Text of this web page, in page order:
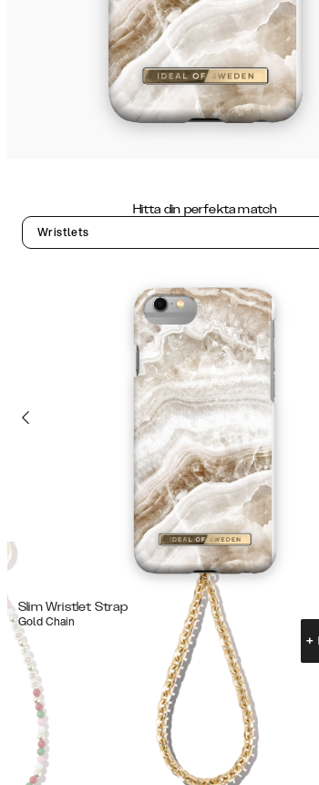
Hitta din perfekta match
Wristlets
Slim Wristlet Strap
Gold Chain
+